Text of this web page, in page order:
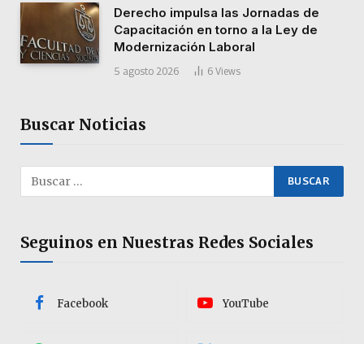
Derecho impulsa las Jornadas de
Capacitación en torno a la Ley de
Modernización Laboral
5 agosto 2026 6 Views
Buscar Noticias
Seguinos en Nuestras Redes Sociales
Facebook YouTube